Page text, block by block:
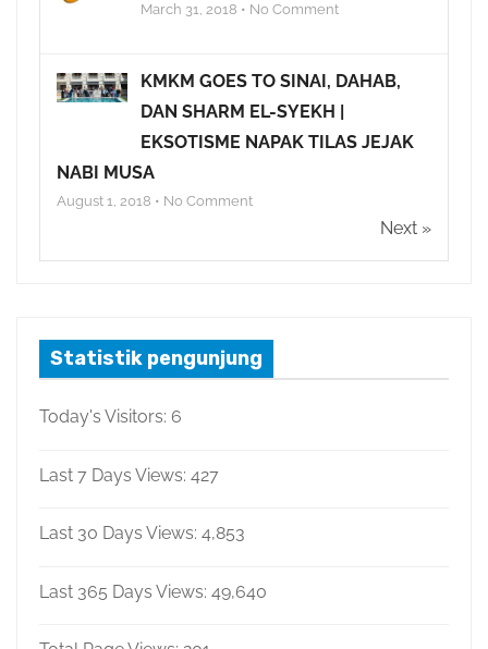
March 31, 2018 • No Comment
KMKM GOES TO SINAI, DAHAB,
DAN SHARM EL-SYEKH |
EKSOTISME NAPAK TILAS JEJAK
NABI MUSA
August 1, 2018 • No Comment
Next »
Statistik pengunjung
Today's Visitors: 6
Last 7 Days Views: 427
Last 30 Days Views: 4,853
Last 365 Days Views: 49,640